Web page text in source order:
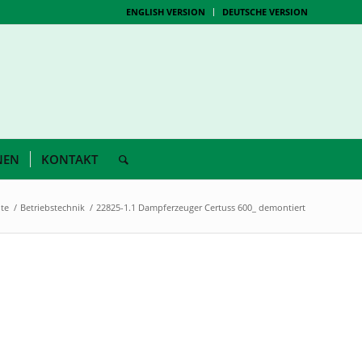
ENGLISH VERSION DEUTSCHE VERSION
KONTAKT
/ Betriebstechnik / 22825-1.1 Dampferzeuger Certuss 600_ demontiert